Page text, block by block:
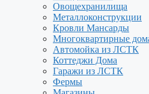
Овощехранилища
Металлоконструкции
Кровли Мансарды
Многоквартирные
Автомойка из ЛСТК
Коттеджи Дома
Гаражи из ЛСТК
Фермы